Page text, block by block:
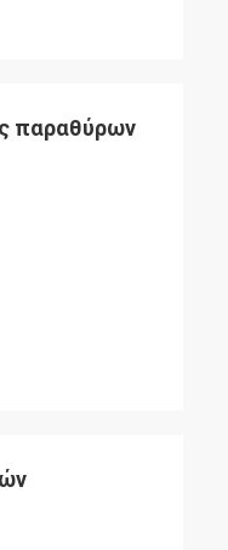
παραθύρων